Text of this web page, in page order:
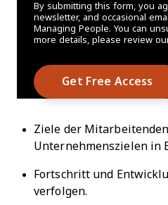
By submitting this form, you
newsletter, and occasional
Managing People. You can
more details, please review
Ziele der
Unternehmenszielen in
Fortschritt und
verfolgen.